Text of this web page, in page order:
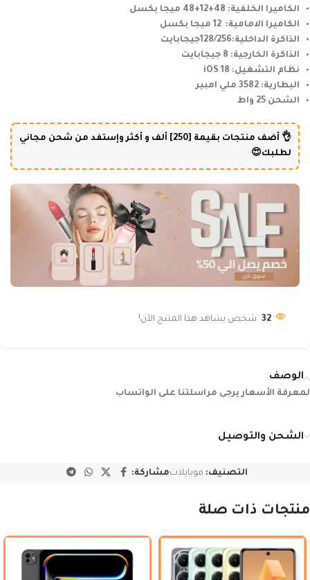
الكاميرا الخلفية: 48+12+48 ميجا بكسل
الكاميرا الامامية: 12 ميجا بكسل
الذاكرة الداخلية:128/256جيجابايت
الذاكرة الخارجية: 8 جيجابايت
نظام التشغيل: iOS 18
البطارية: 3582 ملي امبير
الشحن 25 واط
👌 أضف منتجات بقيمة [250] ألف و أكثر وإستفد من شحن مجاني
لطلبك😍
32 شخص يشاهد هذا المنتج الآن!
الوصف
لمعرفة الأسعار يرجى مراسلتنا على الواتساب
الشحن والتوصيل
التصنيف: موبايلاتمشاركة:
منتجات ذات صلة